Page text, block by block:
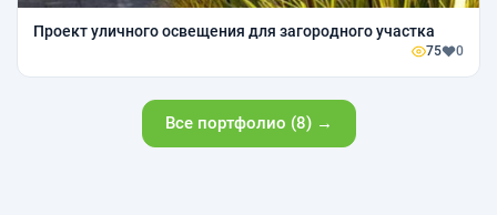
Проект уличного освещения для загородного участка
75 0
Все портфолио (8) →